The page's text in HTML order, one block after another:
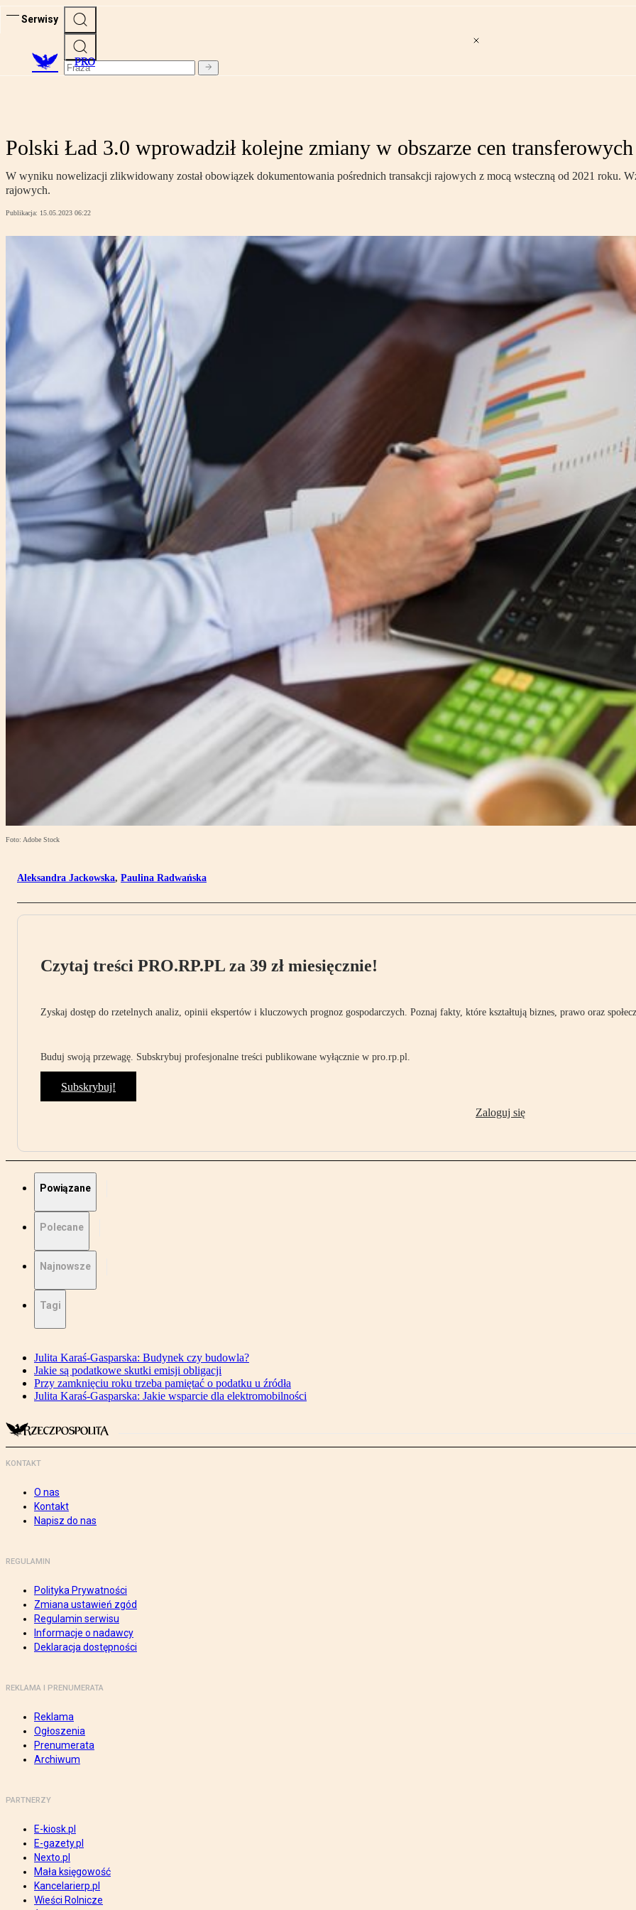
Serwisy
PRO
Polski Ład 3.0 wprowadził kolejne zmiany w obszarze cen transferowych
W wyniku nowelizacji zlikwidowany został obowiązek dokumentowania pośrednich transakcji rajowych z mocą wsteczną od 2021 roku.
rajowych.
Publikacja: 15.05.2023 06:22
Foto: Adobe Stock
Aleksandra Jackowska, Paulina Radwańska
Czytaj treści PRO.RP.PL za 39 zł miesięcznie!
Zyskaj dostęp do rzetelnych analiz, opinii ekspertów i kluczowych prognoz gospodarczych. Poznaj fakty, które kształtują biznes, prawo oraz
Buduj swoją przewagę. Subskrybuj profesjonalne treści publikowane wyłącznie w pro.rp.pl.
Subskrybuj!
Zaloguj się
Powiązane
Polecane
Najnowsze
Tagi
Julita Karaś-Gasparska: Budynek czy budowla?
Jakie są podatkowe skutki emisji obligacji
Przy zamknięciu roku trzeba pamiętać o podatku u źródła
Julita Karaś-Gasparska: Jakie wsparcie dla elektromobilności
KONTAKT
O nas
Kontakt
Napisz do nas
REGULAMIN
Polityka Prywatności
Zmiana ustawień zgód
Regulamin serwisu
Informacje o nadawcy
Deklaracja dostępności
REKLAMA I PRENUMERATA
Reklama
Ogłoszenia
Prenumerata
Archiwum
PARTNERZY
E-kiosk.pl
E-gazety.pl
Nexto.pl
Mała księgowość
Kancelarierp.pl
Wieści Rolnicze